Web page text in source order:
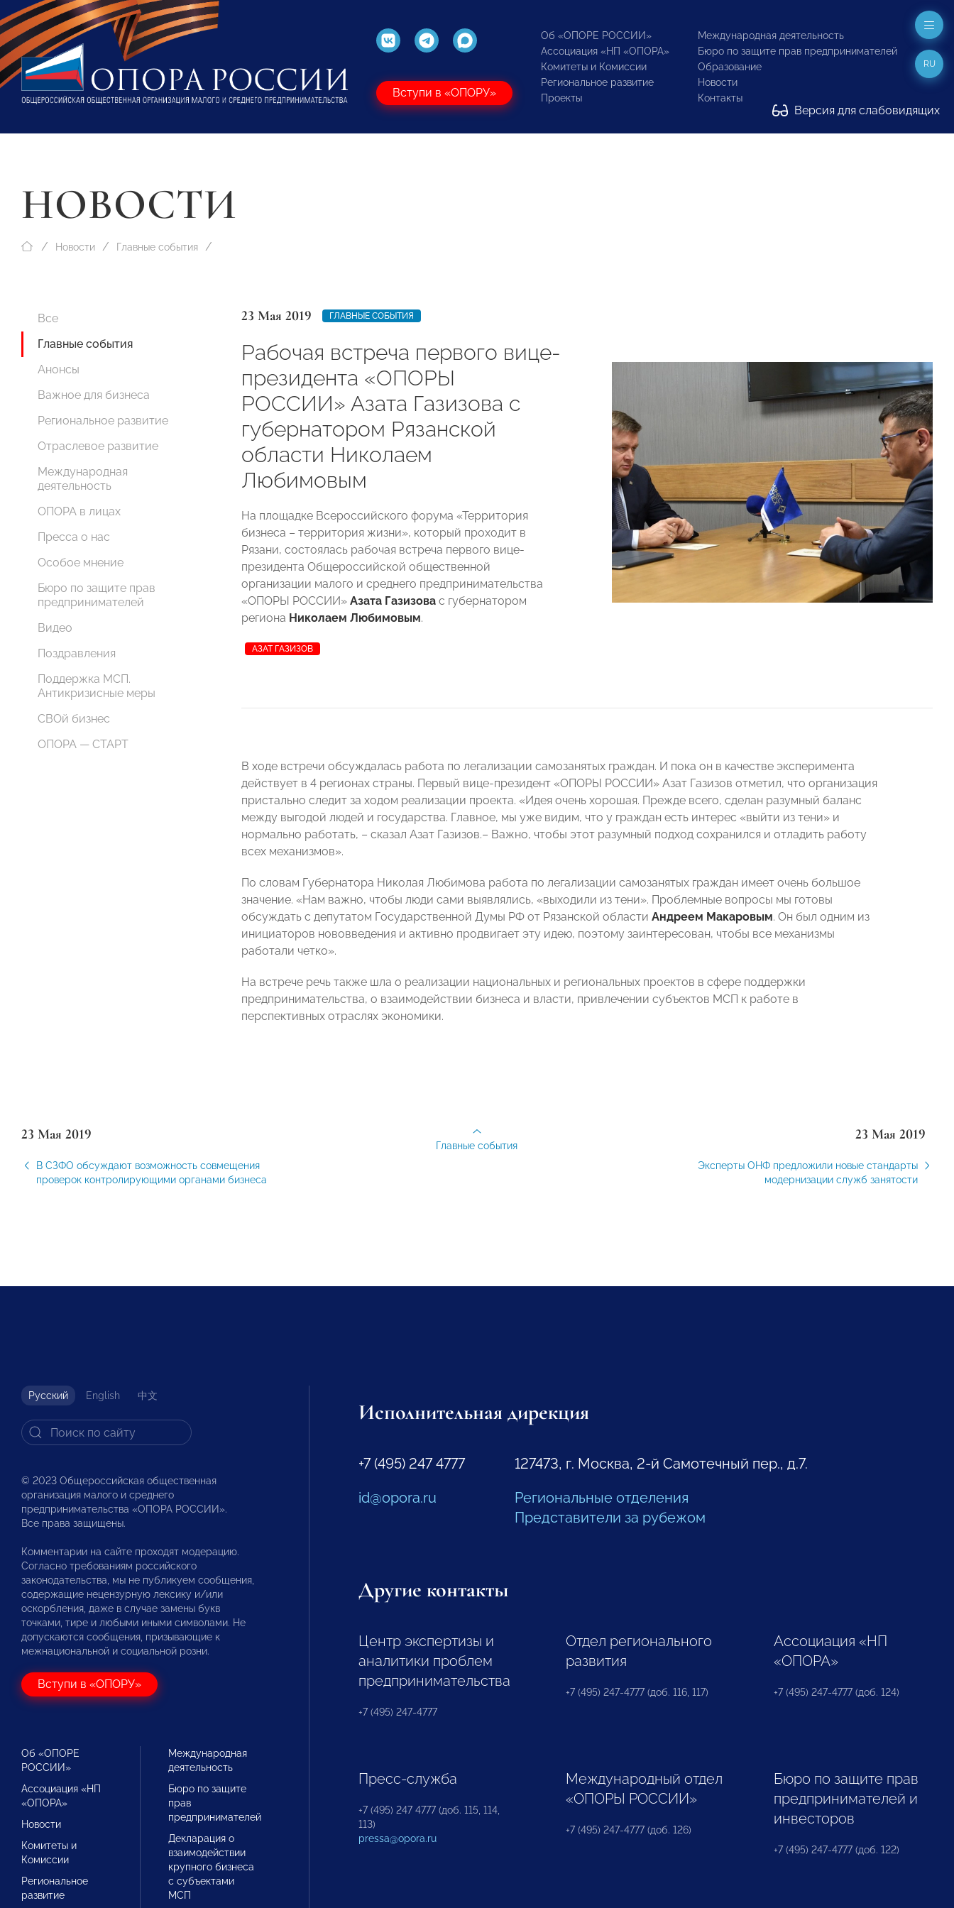
Вступи в «ОПОРУ»
Об «ОПОРЕ РОССИИ»
Ассоциация «НП «ОПОРА»
Комитеты и Комиссии
Региональное развитие
Проекты
Международная деятельность
Бюро по защите прав предпринимателей
Образование
Новости
Контакты
Версия для слабовидящих
RU
НОВОСТИ
Новости Главные события
Все
Главные события
Анонсы
Важное для бизнеса
Региональное развитие
Отраслевое развитие
Международная
деятельность
ОПОРА в лицах
Пресса о нас
Особое мнение
Бюро по защите прав
предпринимателей
Видео
Поздравления
Поддержка МСП.
Антикризисные меры
СВОй бизнес
ОПОРА — СТАРТ
23 Мая 2019 ГЛАВНЫЕ СОБЫТИЯ
Рабочая встреча первого вице-
президента «ОПОРЫ
РОССИИ» Азата Газизова с
губернатором Рязанской
области Николаем
Любимовым
На площадке Всероссийского форума «Территория
бизнеса – территория жизни», который проходит в
Рязани, состоялась рабочая встреча первого вице-
президента Общероссийской общественной
организации малого и среднего предпринимательства
«ОПОРЫ РОССИИ» Азата Газизова с губернатором
региона Николаем Любимовым.
АЗАТ ГАЗИЗОВ
В ходе встречи обсуждалась работа по легализации самозанятых граждан. И пока он в качестве эксперимента
действует в 4 регионах страны. Первый вице-президент «ОПОРЫ РОССИИ» Азат Газизов отметил, что организация
пристально следит за ходом реализации проекта. «Идея очень хорошая. Прежде всего, сделан разумный баланс
между выгодой людей и государства. Главное, мы уже видим, что у граждан есть интерес «выйти из тени» и
нормально работать, – сказал Азат Газизов.– Важно, чтобы этот разумный подход сохранился и отладить работу
всех механизмов».
По словам Губернатора Николая Любимова работа по легализации самозанятых граждан имеет очень большое
значение. «Нам важно, чтобы люди сами выявлялись, «выходили из тени». Проблемные вопросы мы готовы
обсуждать с депутатом Государственной Думы РФ от Рязанской области Андреем Макаровым. Он был одним из
инициаторов нововведения и активно продвигает эту идею, поэтому заинтересован, чтобы все механизмы
работали четко».
На встрече речь также шла о реализации национальных и региональных проектов в сфере поддержки
предпринимательства, о взаимодействии бизнеса и власти, привлечении субъектов МСП к работе в
перспективных отраслях экономики.
23 Мая 2019
В СЗФО обсуждают возможность совмещения
проверок контролирующими органами бизнеса
23 Мая 2019
Эксперты ОНФ предложили новые стандарты
модернизации служб занятости
Главные события
Русский English 中文
© 2023 Общероссийская общественная
организация малого и среднего
предпринимательства «ОПОРА РОССИИ».
Все права защищены.
Комментарии на сайте проходят модерацию.
Согласно требованиям российского
законодательства, мы не публикуем сообщения,
содержащие нецензурную лексику и/или
оскорбления, даже в случае замены букв
точками, тире и любыми иными символами. Не
допускаются сообщения, призывающие к
межнациональной и социальной розни.
Вступи в «ОПОРУ»
Об «ОПОРЕ
РОССИИ»
Ассоциация «НП
«ОПОРА»
Новости
Комитеты и
Комиссии
Региональное
развитие
Международная
деятельность
Бюро по защите
прав
предпринимателей
Декларация о
взаимодействии
крупного бизнеса
с субъектами
МСП
Исполнительная дирекция
+7 (495) 247 4777
id@opora.ru
127473, г. Москва, 2-й Самотечный пер., д.7.
Региональные отделения
Представители за рубежом
Другие контакты
Центр экспертизы и
аналитики проблем
предпринимательства
+7 (495) 247-4777
Отдел регионального
развития
+7 (495) 247-4777 (доб. 116, 117)
Ассоциация «НП
«ОПОРА»
+7 (495) 247-4777 (доб. 124)
Пресс-служба
+7 (495) 247 4777 (доб. 115, 114,
113)
pressa@opora.ru
Международный отдел
«ОПОРЫ РОССИИ»
+7 (495) 247-4777 (доб. 126)
Бюро по защите прав
предпринимателей и
инвесторов
+7 (495) 247-4777 (доб. 122)